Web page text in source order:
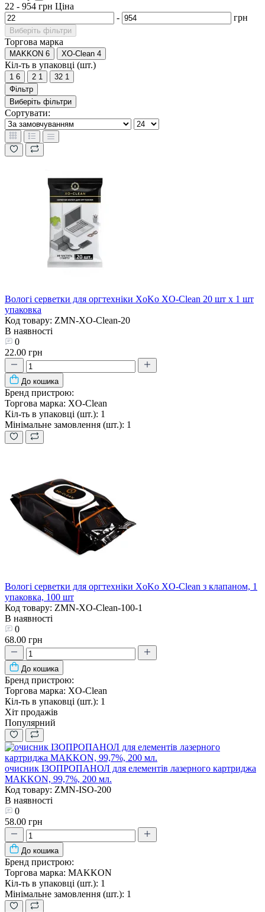
22 - 954 грн Ціна
-
грн
Виберіть фільтри
Торгова марка
MAKKON 6 XO-Clean 4
Кіл-ть в упаковці (шт.)
1 6 2 1 32 1
Фільтр
Виберіть фільтри
Сортувати:
Вологі серветки для оргтехніки XoKo XO-Clean 20 шт х 1 шт
упаковка
Код товару: ZMN-XO-Clean-20
В наявності
0
22.00 грн
До кошика
Бренд пристрою:
Торгова марка: XO-Clean
Кіл-ть в упаковці (шт.): 1
Мінімальне замовлення (шт.): 1
Вологі серветки для оргтехніки XoKo XO-Clean з клапаном, 1
упаковка, 100 шт
Код товару: ZMN-XO-Clean-100-1
В наявності
0
68.00 грн
До кошика
Бренд пристрою:
Торгова марка: XO-Clean
Кіл-ть в упаковці (шт.): 1
Хіт продажів
Популярний
очисник ІЗОПРОПАНОЛ для елементів лазерного картриджа
MAKKON, 99,7%, 200 мл.
Код товару: ZMN-ISO-200
В наявності
0
58.00 грн
До кошика
Бренд пристрою:
Торгова марка: MAKKON
Кіл-ть в упаковці (шт.): 1
Мінімальне замовлення (шт.): 1